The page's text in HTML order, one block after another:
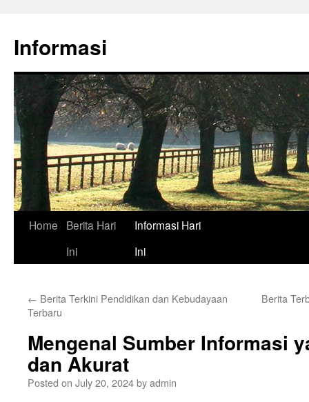
content
Informasi
Home
Berita Hari
Ini
Informasi Hari
Ini
← Berita Terkini Pendidikan dan Kebudayaan
Terbaru
Berita
Mengenal Sumber Informasi
dan Akurat
Posted on July 20, 2024byadmin